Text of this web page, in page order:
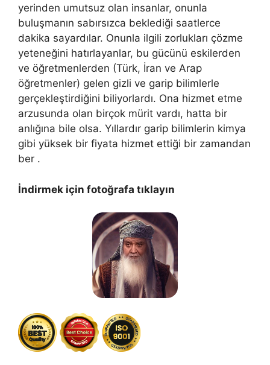
yerinden umutsuz olan insanlar, onunla
buluşmanın sabırsızca beklediği saatlerce
dakika sayardılar. Onunla ilgili zorlukları çözme
yeteneğini hatırlayanlar, bu gücünü eskilerden
ve öğretmenlerden (Türk, İran ve Arap
öğretmenler) gelen gizli ve garip bilimlerle
gerçekleştirdiğini biliyorlardı. Ona hizmet etme
arzusunda olan birçok mürit vardı, hatta bir
anlığına bile olsa. Yıllardır garip bilimlerin kimya
gibi yüksek bir fiyata hizmet ettiği bir zamandan
ber .
İndirmek için fotoğrafa tıklayın